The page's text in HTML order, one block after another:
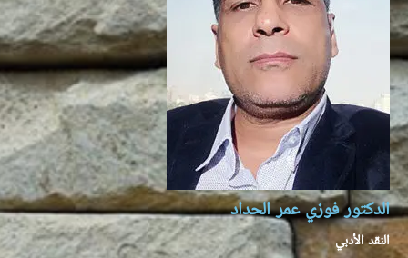
الدكتور فوزي عمر الحداد
النقد الأدبي